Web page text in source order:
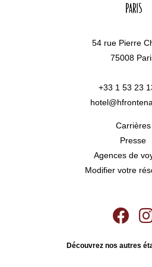
54 rue Pierre
75008
+33 1 53 23
Carrières
Presse
Agences de
Modifier votre
Découvrez nos autres